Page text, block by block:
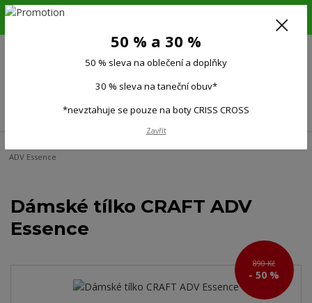
6.-16.8.26. DOVOLENÁ !!! 50 % SLEVA na všechno oblečení a doplňky !!!
(Po-Pá 9:00-15.00)
ADV Essence
Dámské tílko CRAFT ADV
Essence
890 Kč
- 50 %
50 % a 30 %
50 % sleva na oblečení a doplňky
30 % sleva na taneční obuv*
*nevztahuje se pouze na boty CRISS CROSS
Zavřít